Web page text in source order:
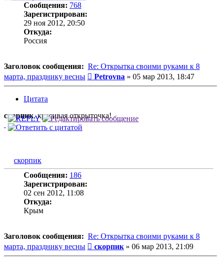
Сообщения: 768
Зарегистрирован:
29 ноя 2012, 20:50
Откуда:
Россия
Заголовок сообщения: Re: Открытка своими руками к 8
марта, празднику весны
Сообщение
Petrovna » 05 мар 2013, 18:47
Цитата
скорпик, красивая открыточка!
скорпик
Сообщения: 186
Зарегистрирован:
02 сен 2012, 11:08
Откуда:
Крым
Заголовок сообщения: Re: Открытка своими руками к 8
марта, празднику весны
Сообщение
скорпик » 06 мар 2013, 21:09